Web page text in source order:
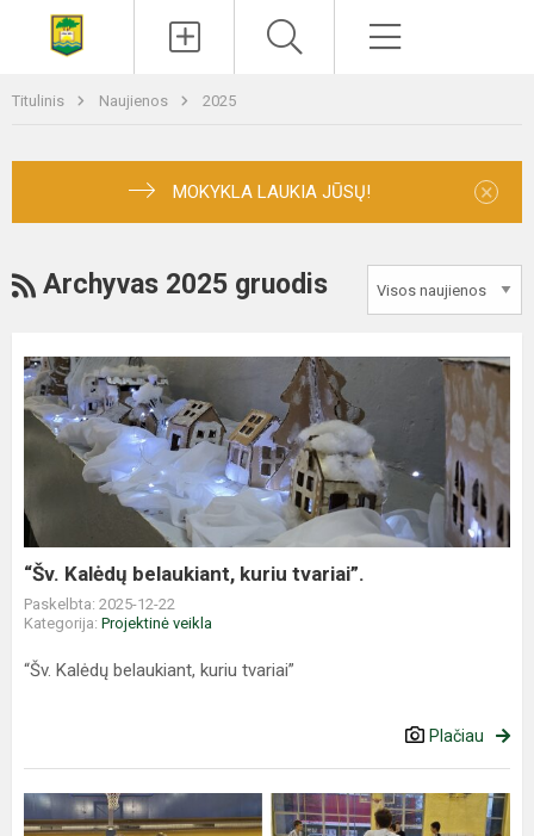
Titulinis Naujienos 2025
MOKYKLA LAUKIA JŪSŲ! ×
RSS
Archyvas 2025 gruodis
“Šv.
Kalėdų
belaukiant,
tvariai”.
“Šv. Kalėdų belaukiant, kuriu tvariai”.
Paskelbta: 2025-12-22
Kategorija: Projektinė veikla
“Šv. Kalėdų belaukiant, kuriu tvariai”
Plačiau
Auga